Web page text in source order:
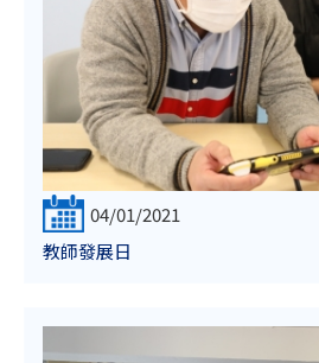
04/01/2021
教師發展日